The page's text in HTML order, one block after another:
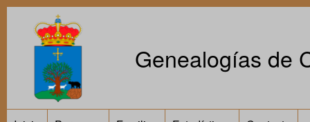
Genealogías de